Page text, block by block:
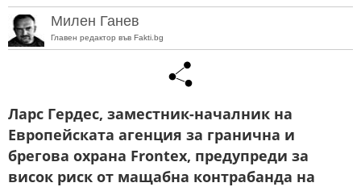
Милен Ганев
Главен редактор във Fakti.bg
Ларс Гердес, заместник-началник на
Европейската агенция за гранична и
брегова охрана Frontex, предупреди за
висок риск от мащабна контрабанда на